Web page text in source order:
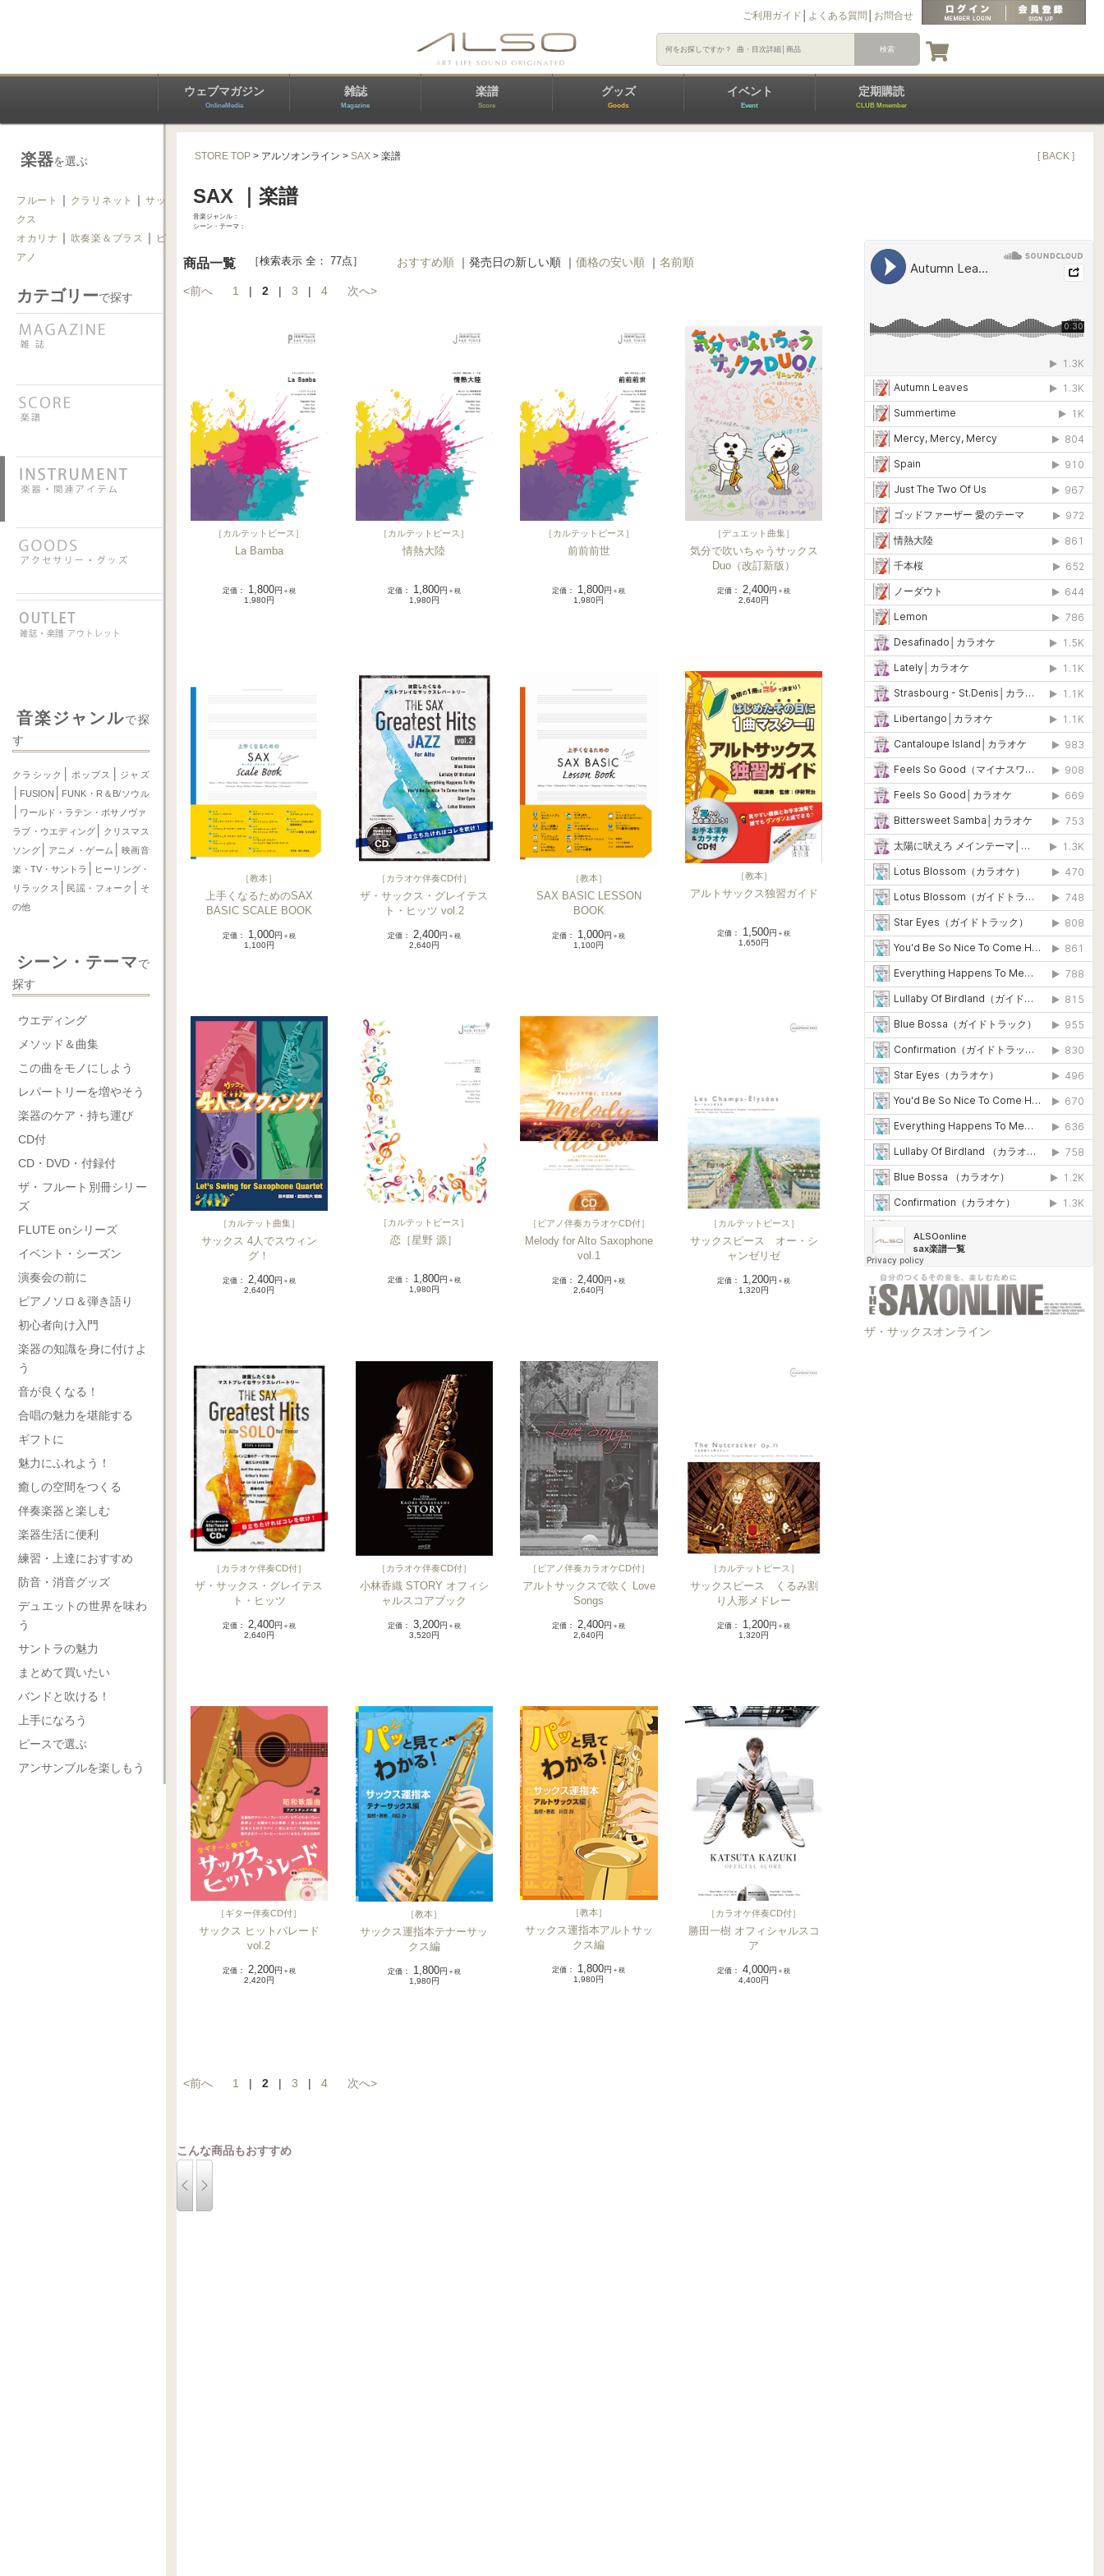
ご利用ガイド よくある質問 お問合せ
ウェブマガジン
OnlineMedia
雑誌
Magazine
楽譜
Score
グッズ
Goods
イベント
Event
定期購読
CLUB Mmember
楽器を選ぶ
フルート ｜ クラリネット ｜ サッ
クス
オカリナ ｜ 吹奏楽＆ブラス ｜
ピ
アノ
カテゴリーで探す
音楽ジャンルで探
す
クラシック ポップス ジャズ
FUSION FUNK・R＆B/ソウル
ワールド・ラテン・ボサノヴァ
ラブ・ウエディング
クリスマス
ソング
アニメ・ゲーム
映画音
楽・TV・サントラ
ヒーリング・
リラックス
民謡・フォーク
そ
の他
シーン・テーマで
探す
ウエディング
メソッド＆曲集
この曲をモノにしよう
レパートリーを増やそう
楽器のケア・持ち運び
CD付
CD・DVD・付録付
ザ・フルート別冊シリー
ズ
FLUTE onシリーズ
イベント・シーズン
演奏会の前に
ピアノソロ＆弾き語り
初心者向け入門
楽器の知識を身に付けよ
う
音が良くなる！
合唱の魅力を堪能する
ギフトに
魅力にふれよう！
癒しの空間をつくる
伴奏楽器と楽しむ
楽器生活に便利
練習・上達におすすめ
防音・消音グッズ
デュエットの世界を味わ
う
サントラの魅力
まとめて買いたい
バンドと吹ける！
上手になろう
ピースで選ぶ
アンサンブルを楽しもう
STORE TOP > アルソオンライン >SAX > 楽譜 [ BACK ]
SAX ｜楽譜
音楽ジャンル：
シーン・テーマ：
商品一覧 ［検索表示 全： 77点］ おすすめ順 ｜発売日の新しい順 ｜価格の安い順 ｜名前順
<前へ 1 |2 |3 |4 次へ>
［カルテットピース ］
La Bamba
定価： 1,800円 ＋税
1,980円
［カルテットピース ］
情熱大陸
定価： 1,800円 ＋税
1,980円
［カルテットピース ］
前前前世
定価 ： 1,800円 ＋税
1,980円
［デュエット曲集］
気分で吹いちゃうサックス
Duo（改訂新版）
定価 ： 2,400円 ＋税
2,640円
［教本］
上手くなるためのSAX
BASIC SCALE BOOK
定価： 1,000円 ＋税
1,100円
［カラオケ伴奏CD付］
ザ・サックス・グレイテス
ト・ヒッツ vol.2
定価： 2,400円 ＋税
2,640円
［教本］
SAX BASIC LESSON
BOOK
定価 ： 1,000円 ＋税
1,100円
［教本］
アルトサックス独習ガイド
定価 ： 1,500円 ＋税
1,650円
［カルテット曲集］
サックス 4人でスウィン
グ！
定価： 2,400円 ＋税
2,640円
［カルテットピース ］
恋［星野 源］
定価： 1,800円 ＋税
1,980円
［ ピアノ伴奏カラオケCD付］
Melody for Alto Saxophone
vol.1
定価 ： 2,400円 ＋税
2,640円
［カルテットピース ］
サックスピース オー・シ
ャンゼリゼ
定価 ： 1,200円 ＋税
1,320円
［カラオケ伴奏CD付］
ザ・サックス・グレイテス
ト・ヒッツ
定価： 2,400円 ＋税
2,640円
［カラオケ伴奏CD付］
小林香織 STORY オフィシ
ャルスコアブック
定価： 3,200円 ＋税
3,520円
［ ピアノ伴奏カラオケCD付］
アルトサックスで吹く Love
Songs
定価 ： 2,400円 ＋税
2,640円
［カルテットピース ］
サックスピース くるみ割
り人形メドレー
定価 ： 1,200円 ＋税
1,320円
［ギター伴奏CD付］
サックス ヒットパレード
vol.2
定価： 2,200円 ＋税
2,420円
［教本］
サックス運指本テナーサッ
クス編
定価： 1,800円 ＋税
1,980円
［教本］
サックス運指本アルトサッ
クス編
定価 ： 1,800円 ＋税
1,980円
［カラオケ伴奏CD付］
勝田一樹 オフィシャルスコ
ア
定価 ：4,000円 ＋税
4,400円
<前へ 1 |2 |3 |4 次へ>
ザ・サックスオンライン
こんな商品もおすすめ